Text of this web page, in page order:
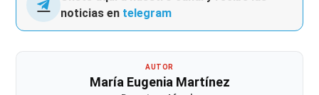
noticias en telegram
AUTOR
María Eugenia Martínez